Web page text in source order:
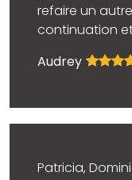
refaire un
continuation
Audrey
Patricia,